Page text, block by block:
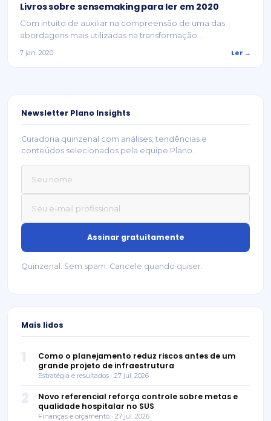
Livros sobre sensemaking para ler em 2020
Com intuito de auxiliar na compreensão de uma das
abordagens mais utilizadas na transformação...
7 jan. 2020 Ler →
Newsletter Plano Insights
Curadoria quinzenal com análises, tendências e
conteúdos selecionados pela equipe Plano.
Quinzenal. Sem spam. Cancele quando quiser.
Mais lidos
Como o planejamento reduz riscos antes de um
grande projeto de infraestrutura
Estratégia e resultados · 27 jul. 2026
Novo referencial reforça controle sobre metas e
qualidade hospitalar no SUS
Finanças e orçamento · 27 jul. 2026